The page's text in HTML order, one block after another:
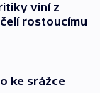
viní z
rostoucímu
ke srážce